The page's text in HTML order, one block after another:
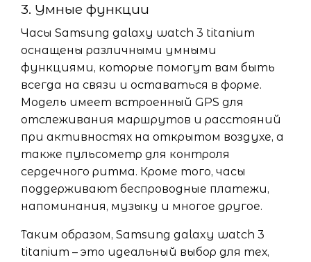
3. Умные функции
Часы Samsung galaxy watch 3 titanium
оснащены различными умными
функциями, которые помогут вам быть
всегда на связи и оставаться в форме.
Модель имеет встроенный GPS для
отслеживания маршрутов и расстояний
при активностях на открытом воздухе, а
также пульсометр для контроля
сердечного ритма. Кроме того, часы
поддерживают беспроводные платежи,
напоминания, музыку и многое другое.
Таким образом, Samsung galaxy watch 3
titanium – это идеальный выбор для тех,